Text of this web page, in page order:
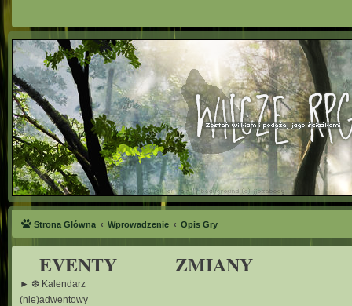
Strona Główna Wprowadzenie Opis Gry
EVENTY ZMIANY
► ❆ Kalendarz
(nie)adwentowy